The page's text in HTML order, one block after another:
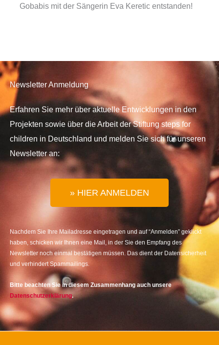
Gobabis mit der Sängerin Eva Keretic entstanden!
Newsletter Anmeldung
Erfahren Sie mehr über aktuelle Entwicklungen in den
Projekten sowie über die Arbeit der Stiftung steps for
children in Deutschland und melden Sie sich für unseren
Newsletter an:
» HIER ANMELDEN
Nachdem Sie Ihre Mailadresse eingetragen und auf “Anmelden” geklickt
haben, schicken wir Ihnen eine Mail, in der Sie den Empfang des
Newsletter noch einmal bestätigen müssen. Das dient der Datensicherheit
und verhindert Spammailings.
Bitte beachten Sie in diesem Zusammenhang auch unsere
Datenschutzerklärung.